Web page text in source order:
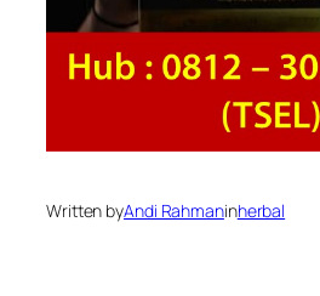
Written byAndi Rahmaninherbal